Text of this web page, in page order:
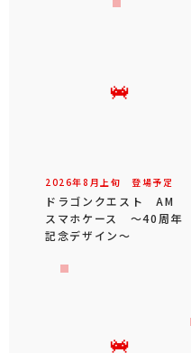
2026年8 月 上旬 登場予定
ドラゴンクエスト AM
スマホケース ～40周年
記念デザイン～